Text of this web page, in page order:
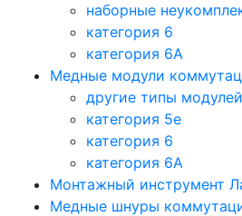
наборные
категория 6
категория 6A
Медные модули
другие типы модулей
категория 5е
категория 6
категория 6A
Монтажный инструмент
Медные шнуры